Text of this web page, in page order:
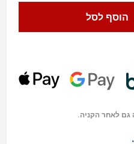
הוסף לסל
גם לאחר הקניה.